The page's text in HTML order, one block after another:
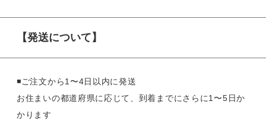
【発送について】
◾️ご注文から1〜4日以内に発送
お住まいの都道府県に応じて、到着までにさらに1〜5日か
かります